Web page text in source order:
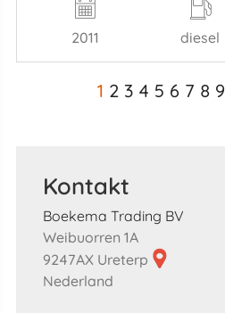
2011 diesel
1 2 3 4 5 6 7 8 9
Kontakt
Boekema Trading BV
Weibuorren 1A
9247AX Ureterp
Nederland